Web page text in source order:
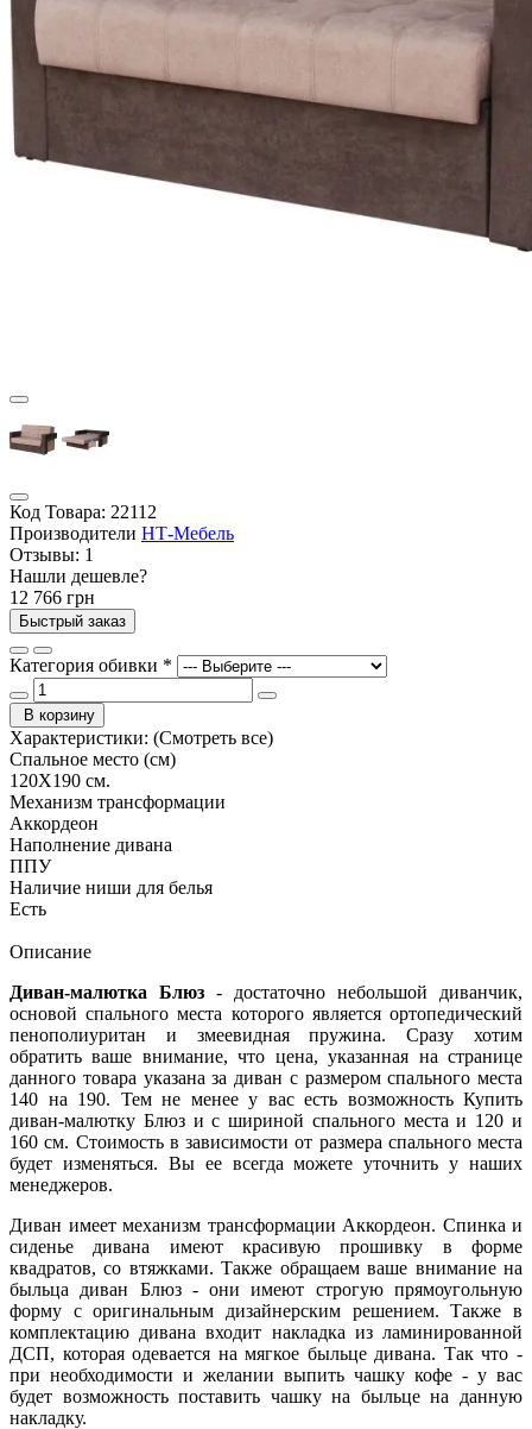
Код Товара: 22112
Производители НТ-Мебель
Отзывы: 1
Нашли дешевле?
12 766 грн
Быстрый заказ
Категория обивки *
В корзину
Характеристики: (Смотреть все)
Спальное место (см)
120Х190 см.
Механизм трансформации
Аккордеон
Наполнение дивана
ППУ
Наличие ниши для белья
Есть
Описание
Диван-малютка Блюз - достаточно небольшой диванчик,
основой спального места которого является ортопедический
пенополиуритан и змеевидная пружина. Сразу хотим
обратить ваше внимание, что цена, указанная на странице
данного товара указана за диван с размером спального места
140 на 190. Тем не менее у вас есть возможность Купить
диван-малютку Блюз и с шириной спального места и 120 и
160 см. Стоимость в зависимости от размера спального места
будет изменяться. Вы ее всегда можете уточнить у наших
менеджеров.
Диван имеет механизм трансформации Аккордеон. Спинка и
сиденье дивана имеют красивую прошивку в форме
квадратов, со втяжками. Также обращаем ваше внимание на
быльца диван Блюз - они имеют строгую прямоугольную
форму с оригинальным дизайнерским решением. Также в
комплектацию дивана входит накладка из ламинированной
ДСП, которая одевается на мягкое быльце дивана. Так что -
при необходимости и желании выпить чашку кофе - у вас
будет возможность поставить чашку на быльце на данную
накладку.